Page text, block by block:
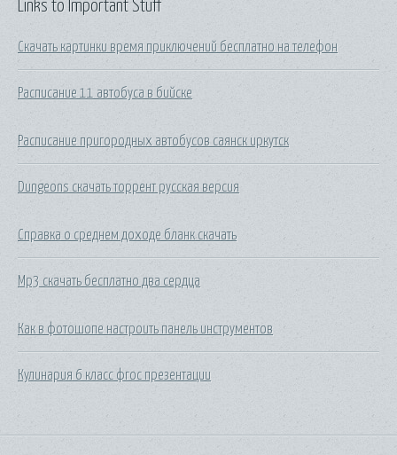
Links to Important Stuff
Скачать картинки время приключений бесплатно на телефон
Расписание 11 автобуса в бийске
Расписание пригородных автобусов саянск иркутск
Dungeons скачать торрент русская версия
Справка о среднем доходе бланк скачать
Mp3 скачать бесплатно два сердца
Как в фотошопе настроить панель инструментов
Кулинария 6 класс фгос презентации